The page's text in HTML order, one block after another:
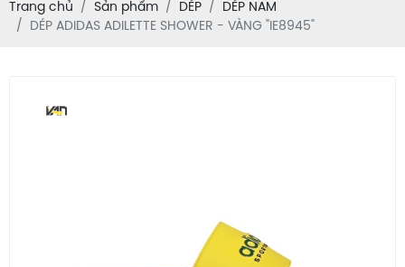
Trang chủ Sản phẩm DÉP
DÉP NAM
DÉP ADIDAS ADILETTE SHOWER - VÀNG "IE8945"